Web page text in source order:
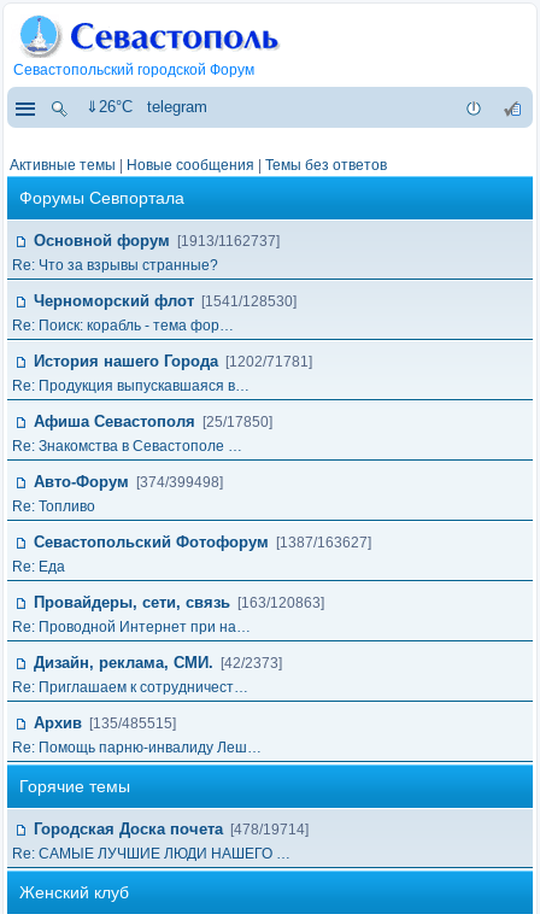
Севастопольский городской Форум
⇓26°C telegram
Активные темы Новые сообщения Темы без ответов
Форумы Севпортала
Основной форум
[1913/1162737]
Re: Что за взрывы странные?
Черноморский флот [1541/128530]
Re: Поиск: корабль - тема фор…
История нашего Города [1202/71781]
Re: Продукция выпускавшаяся в…
Афиша Севастополя
[25/17850]
Re: Знакомства в Севастополе …
Авто-Форум
[374/399498]
Re: Топливо
Севастопольский Фотофорум
[1387/163627]
Re: Еда
Провайдеры, сети, связь [163/120863]
Re: Проводной Интернет при на…
Дизайн, реклама, СМИ.
[42/2373]
Re: Приглашаем к сотрудничест…
Архив [135/485515]
Re: Помощь парню-инвалиду Леш…
Горячие темы
Городская Доска почета [478/19714]
Re: САМЫЕ ЛУЧШИЕ ЛЮДИ НАШЕГО …
Женский клуб